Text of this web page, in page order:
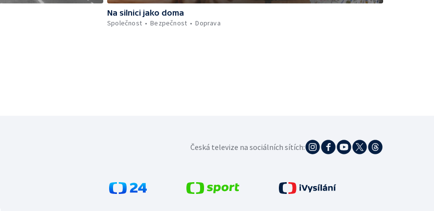
Na silnici jako doma
Společnost
Bezpečnost Doprava
Česká televize na sociálních sítích: